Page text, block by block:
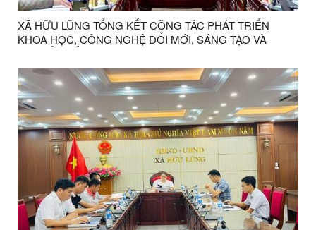
XÃ HỮU LŨNG TỔNG KẾT CÔNG TÁC PHÁT TRIỂN
KHOA HỌC, CÔNG NGHỆ ĐỔI MỚI, SÁNG TẠO VÀ